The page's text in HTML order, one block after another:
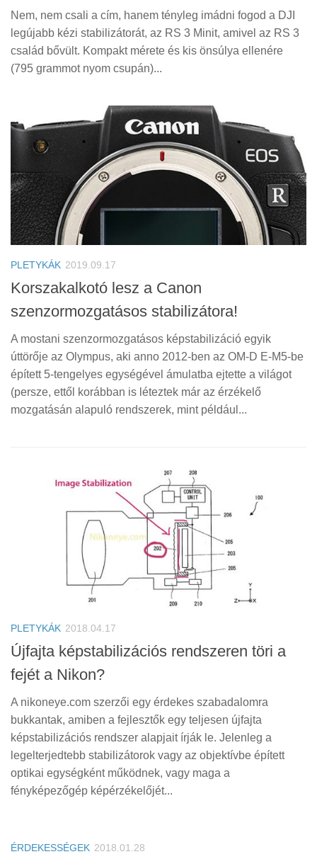
Nem, nem csali a cím, hanem tényleg imádni fogod a DJI
legújabb kézi stabilizátorát, az RS 3 Minit, amivel az RS 3
család bővült. Kompakt mérete és kis önsúlya ellenére
(795 grammot nyom csupán)...
PLETYKÁK 2019.09.17
Korszakalkotó lesz a Canon
szenzormozgatásos stabilizátora!
A mostani szenzormozgatásos képstabilizáció egyik
úttörője az Olympus, aki anno 2012-ben az OM-D E-M5-be
épített 5-tengelyes egységével ámulatba ejtette a világot
(persze, ettől korábban is léteztek már az érzékelő
mozgatásán alapuló rendszerek, mint például...
PLETYKÁK 2018.04.17
Újfajta képstabilizációs rendszeren töri a
fejét a Nikon?
A nikoneye.com szerzői egy érdekes szabadalomra
bukkantak, amiben a fejlesztők egy teljesen újfajta
képstabilizációs rendszer alapjait írják le. Jelenleg a
legelterjedtebb stabilizátorok vagy az objektívbe épített
optikai egységként működnek, vagy maga a
fényképezőgép képérzékelőjét...
ÉRDEKESSÉGEK 2018.01.28